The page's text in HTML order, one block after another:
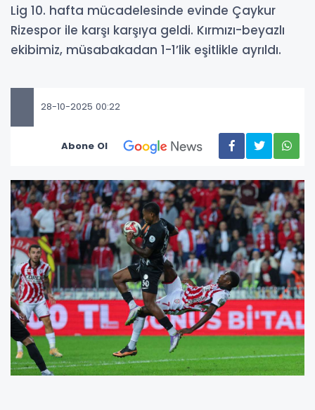
Lig 10. hafta mücadelesinde evinde Çaykur
Rizespor ile karşı karşıya geldi. Kırmızı-beyazlı
ekibimiz, müsabakadan 1-1’lik eşitlikle ayrıldı.
28-10-2025 00:22
Abone Ol